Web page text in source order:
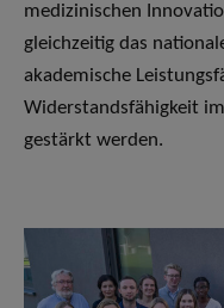
medizinischen
gleichzeitig das
akademische
Widerstandsfähigkeit
gestärkt werden.